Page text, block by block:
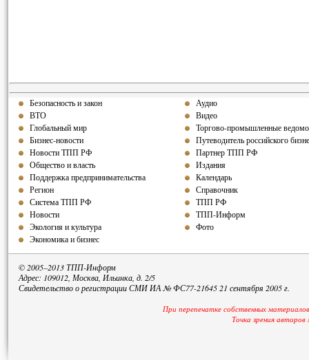
Безопасность и закон
ВТО
Глобальный мир
Бизнес-новости
Новости ТПП РФ
Общество и власть
Поддержка предпринимательства
Регион
Система ТПП РФ
Новости
Экология и культура
Экономика и бизнес
Аудио
Видео
Торгово-промышленные
Путеводитель российского
Партнер ТПП РФ
Издания
Календарь
Справочник
ТПП РФ
ТПП-Информ
Фото
© 2005–2013 ТПП-Информ
Адрес: 109012, Москва, Ильинка, д. 2/5
Свидетельство о регистрации СМИ ИА № ФС77-21645 21 сентября 2005 г.
При перепечатке собственных
Точка зрения